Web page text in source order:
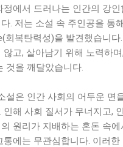
정에서 드러나는 인간의 강
. 저는 소설 속 주인공을 통
회복탄력성)을 발견했습니
않고, 살아남기 위해 노력하
것을 깨달았습니다.
설은 인간 사회의 어두운 면
인해 사회 질서가 무너지고,
원리가 지배하는 혼돈 속
통에는 무관심합니다. 이러